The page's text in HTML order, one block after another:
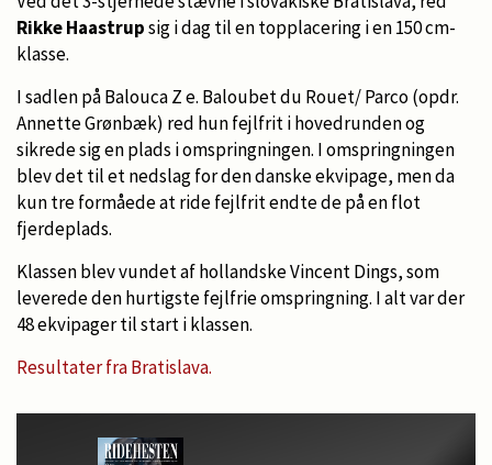
Rikke Haastrupsig i dag til en topplacering i en 150 cm-
klasse.
I sadlen på Balouca Z e. Baloubet du Rouet/ Parco (opdr.
Annette Grønbæk) red hun fejlfrit i hovedrunden og
sikrede sig en plads i omspringningen. I omspringningen
blev det til et nedslag for den danske ekvipage, men da
kun tre formåede at ride fejlfrit endte de på en flot
fjerdeplads.
Klassen blev vundet af hollandske Vincent Dings, som
leverede den hurtigste fejlfrie omspringning. I alt var der
48 ekvipager til start i klassen.
Resultater fra Bratislava.